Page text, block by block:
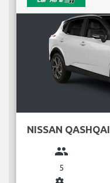
NISSAN QASHQAI
group
5